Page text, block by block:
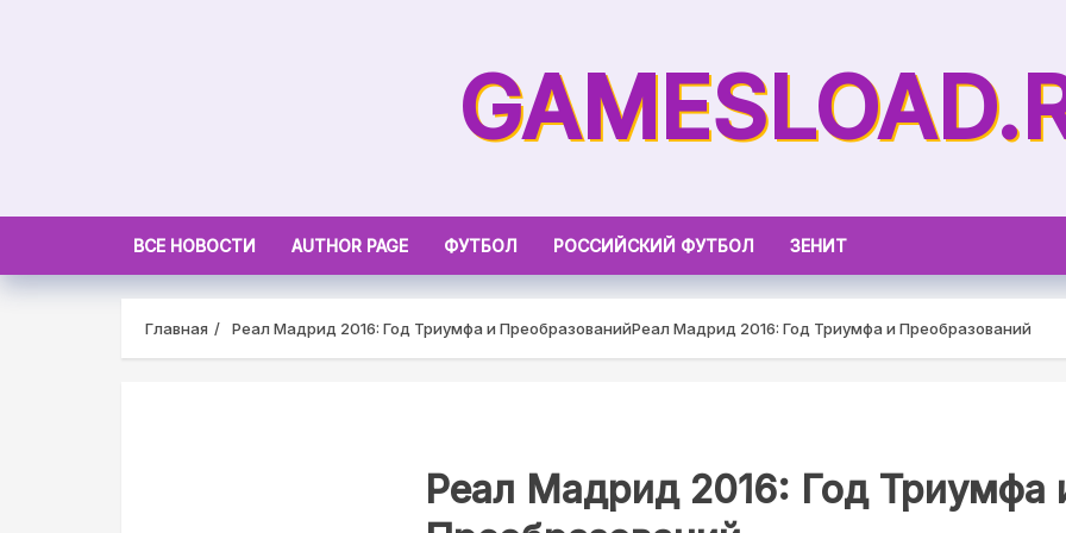
ВСЕ НОВОСТИ AUTHOR PAGE ФУТБОЛ РОССИЙСКИЙ ФУТБОЛ ЗЕНИТ
Главная Реал Мадрид 2016: Год Триумфа и ПреобразованийРеал Мадрид 2016: Год Триумфа и Преобразований
Реал Мадрид 2016: Год Триумфа